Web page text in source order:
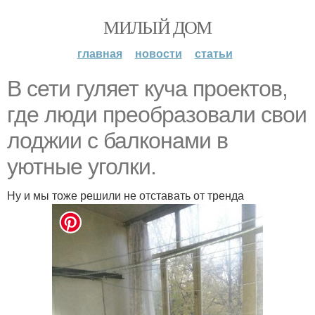
МИЛЫЙ ДОМ
главная новости статьи
В сети гуляет куча проектов,
где люди преобразовали свои
лоджии с балконами в
уютные уголки.
Ну и мы тоже решили не отставать от тренда